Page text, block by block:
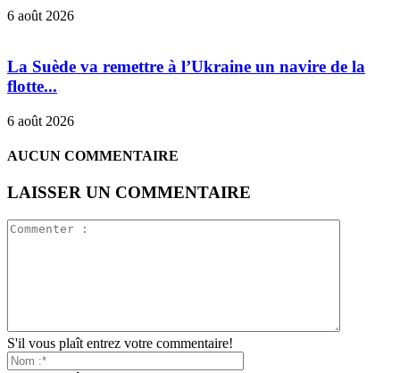
6 août 2026
La Suède va remettre à l’Ukraine un navire de la
flotte...
6 août 2026
AUCUN COMMENTAIRE
LAISSER UN COMMENTAIRE
S'il vous plaît entrez votre commentaire!